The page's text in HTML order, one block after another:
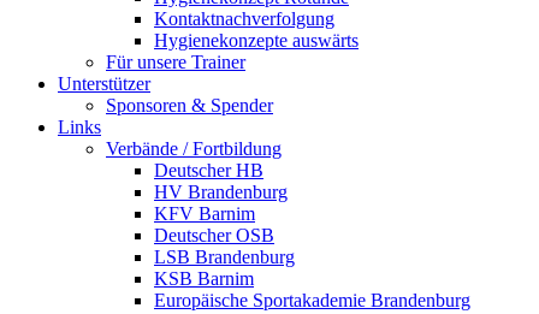
Kontaktnachverfolgung
Hygienekonzepte auswärts
Für unsere Trainer
Unterstützer
Sponsoren & Spender
Links
Verbände / Fortbildung
Deutscher HB
HV Brandenburg
KFV Barnim
Deutscher OSB
LSB Brandenburg
KSB Barnim
Europäische Sportakademie Brandenburg